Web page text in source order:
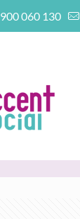
900 060 130